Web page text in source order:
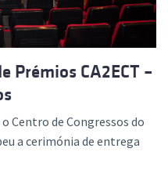
Prémios CA2ECT –
Centro de Congressos do
a cerimónia de entrega